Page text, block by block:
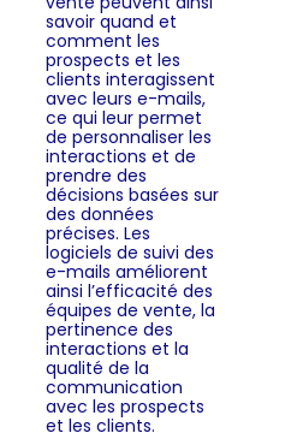
savoir quand et
comment les
prospects et les
clients interagissent
avec leurs e-mails,
ce qui leur permet
de personnaliser les
interactions et de
prendre des
décisions basées sur
des données
précises. Les
logiciels de suivi des
e-mails améliorent
ainsi l’efficacité des
équipes de vente, la
pertinence des
interactions et la
qualité de la
communication
avec les prospects
et les clients.